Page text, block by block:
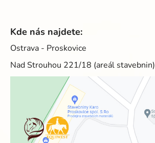
Kde nás najdete:
Ostrava - Proskovice
Nad Strouhou 221/18 (areál stavebnin)